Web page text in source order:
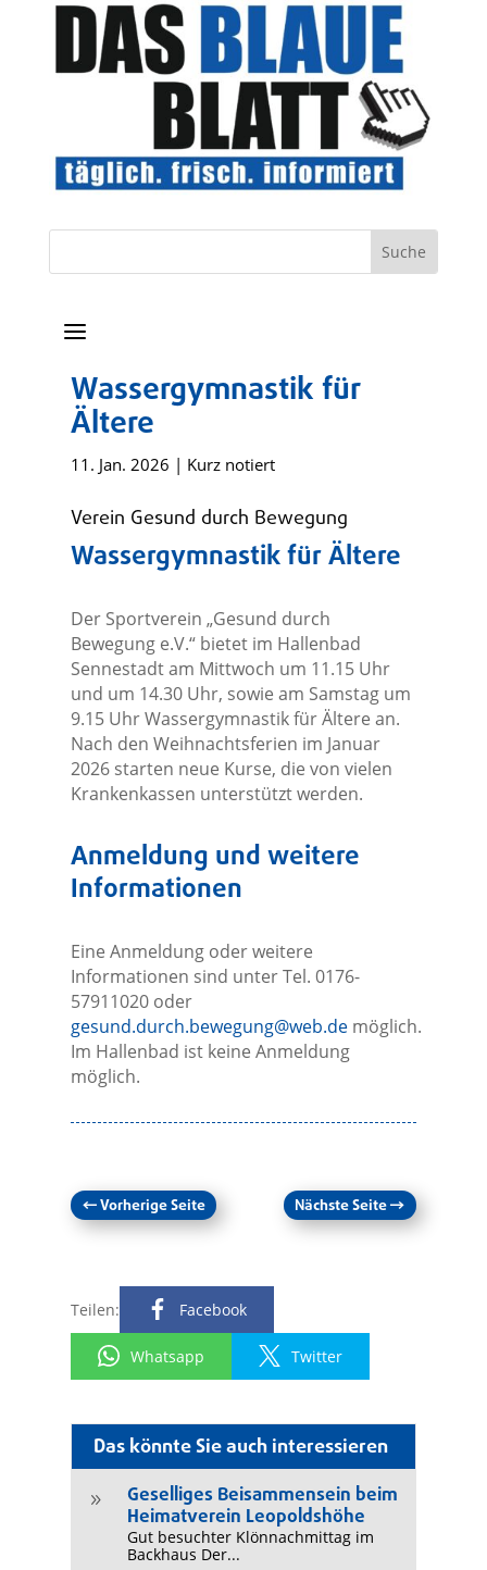
a
Das könnte Sie auch interessieren
9
Geselliges Beisammensein beim
Heimatverein Leopoldshöhe
Gut besuchter Klönnachmittag im
Backhaus Der...
Wassergymnastik für
Ältere
11. Jan. 2026 | Kurz notiert
Verein Gesund durch Bewegung
Wassergymnastik für Ältere
Der Sportverein „Gesund durch
Bewegung e.V.“ bietet im Hallenbad
Sennestadt am Mittwoch um 11.15 Uhr
und um 14.30 Uhr, sowie am Samstag um
9.15 Uhr Wassergymnastik für Ältere an.
Nach den Weihnachtsferien im Januar
2026 starten neue Kurse, die von vielen
Krankenkassen unterstützt werden.
Anmeldung und weitere
Informationen
Eine Anmeldung oder weitere
Informationen sind unter Tel. 0176-
57911020 oder
gesund.durch.bewegung@web.demöglich.
Im Hallenbad ist keine Anmeldung
möglich.
←Vorherige Seite Nächste Seite→
Teilen: Facebook
Whatsapp Twitter